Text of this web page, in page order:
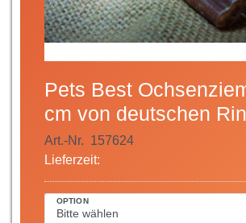
Pets Best
cm von deutschen
Art.-Nr. 157624
Lieferzeit:
OPTION